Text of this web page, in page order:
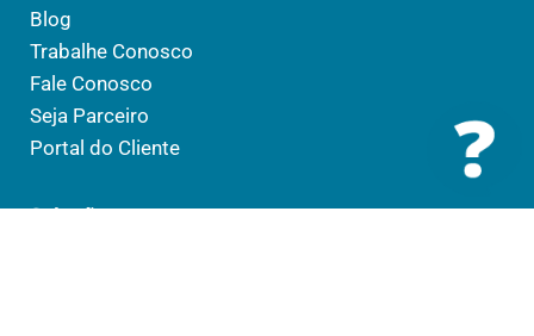
Blog
Trabalhe Conosco
Fale Conosco
Seja Parceiro
Portal do Cliente
Soluções